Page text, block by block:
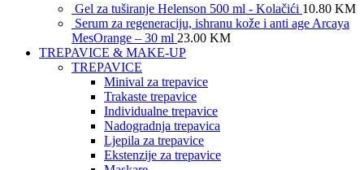
Gel za tuširanje Helenson 500 ml - Kolačići 10.80 KM
Serum za regeneraciju, ishranu kože i anti age Arcaya
MesOrange – 30 ml 23.00 KM
TREPAVICE & MAKE-UP
TREPAVICE
Minival za trepavice
Trakaste trepavice
Individualne trepavice
Nadogradnja trepavica
Ljepila za trepavice
Ekstenzije za trepavice